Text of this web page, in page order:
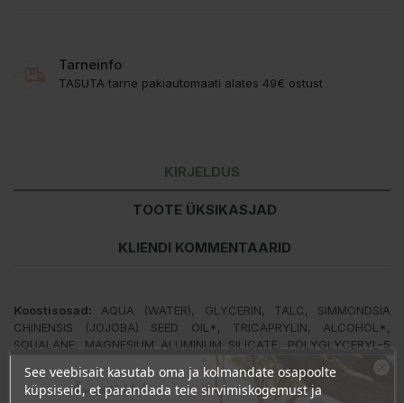
Tarneinfo
TASUTA tarne pakiautomaati alates 49€ ostust
KIRJELDUS
TOOTE ÜKSIKASJAD
KLIENDI KOMMENTAARID
Koostisosad: AQUA (WATER), GLYCERIN, TALC, SIMMONDSIA
CHINENSIS (JOJOBA) SEED OIL*, TRICAPRYLIN, ALCOHOL*,
SQUALANE, MAGNESIUM ALUMINUM SILICATE, POLYGLYCERYL-5
LAURATE, SILICA, HYDROGENATED LECITHIN, POLYGLYCERYL-3
STEARATE, GLYCERYL CAPRYLATE, CERA ALBA (BEESWAX)*,
CITRIC ACID, P-ANISIC ACID, XANTHAN GUM, POLYGLYCERYL-10
See veebisait kasutab oma ja kolmandate osapoolte
küpsiseid, et parandada teie sirvimiskogemust ja
Ära veel lahku!